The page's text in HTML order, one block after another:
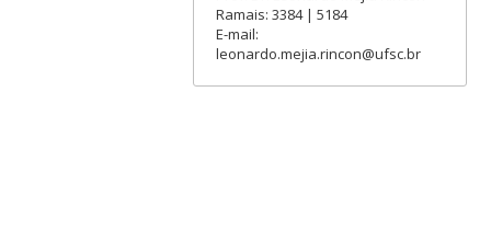
Ramais: 3384 | 5184
E-mail:
leonardo.mejia.rincon@ufsc.br